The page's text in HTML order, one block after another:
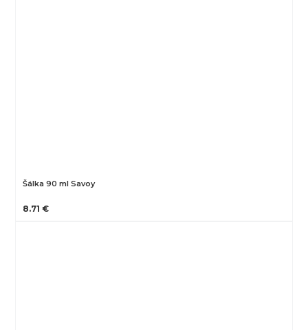
Šálka 90 ml Savoy
8.71 €